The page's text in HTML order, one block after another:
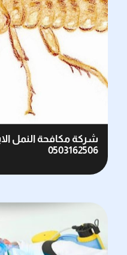
شركة مكافحة النمل
0503162506